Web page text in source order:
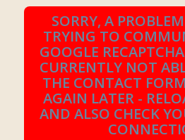
SORRY, A
TRYING TO
GOOGLE
CURRENTLY NOT
THE CONTACT
AGAIN LATER -
AND ALSO CHECK